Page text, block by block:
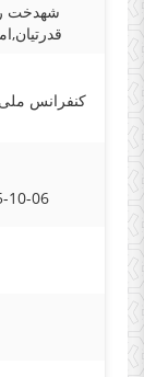
شهدخت
کنفرانس ملی
10-06